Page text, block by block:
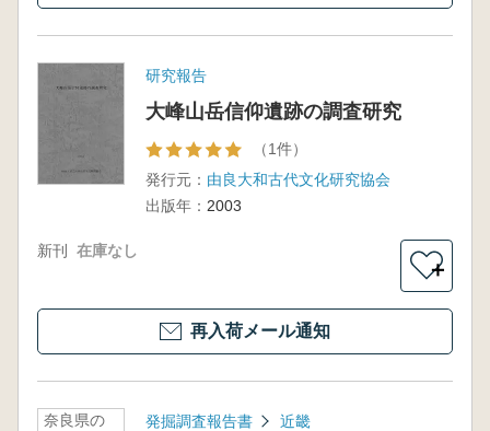
研究報告
大峰山岳信仰遺跡の調査研究
（1件）
発行元： 由良大和古代文化研究協会
出版年： 2003
新刊 在庫なし
＋
再入荷メール通知
奈良県の
発掘調査報告書 近畿